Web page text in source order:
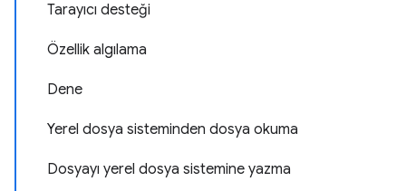
Tarayıcı desteği
Özellik algılama
Dene
Yerel dosya sisteminden dosya okuma
Dosyayı yerel dosya sistemine yazma